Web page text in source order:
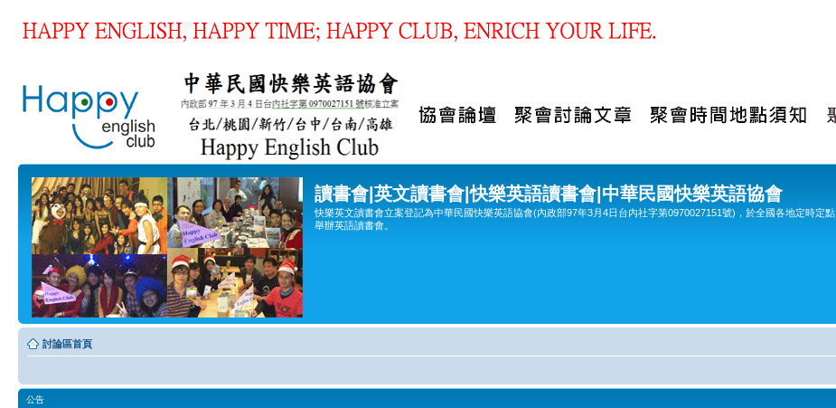
讀書會|英文讀書會|快樂英語讀書會|中華民國快樂英語協會
快樂英文讀書會立案登記為中華民國快樂英語協會(內政部97年3月4日台內社字第0970027151號)，於全國各地定時定點
舉辦英語讀書會。
討論區首頁
公告